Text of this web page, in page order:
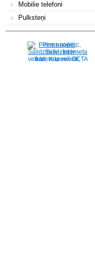
Mobilie telefoni
Pulksteņi
Pirms nopērc,
Salidzini.lv - Interneta
veikali, Kuponi, OCTA